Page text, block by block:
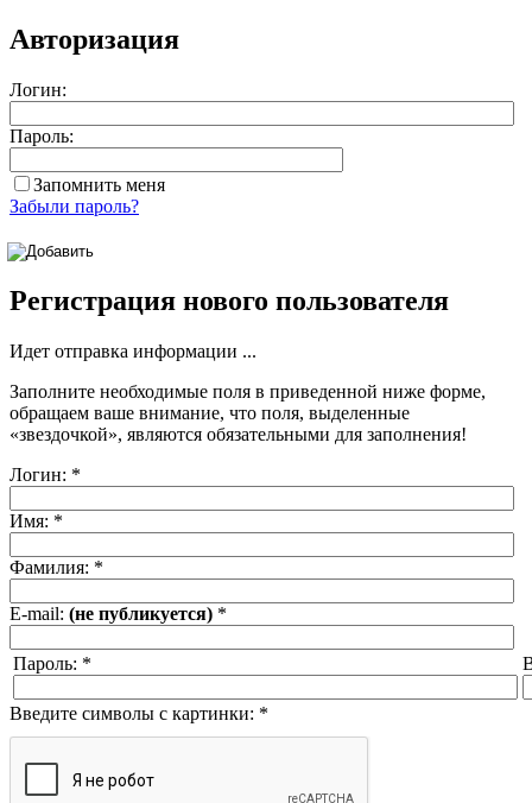
Авторизация
Логин:
Пароль:
Запомнить меня
Забыли пароль?
Регистрация нового пользователя
Идет отправка информации ...
Заполните необходимые поля в приведенной ниже форме,
обращаем ваше внимание, что поля, выделенные
«звездочкой», являются обязательными для заполнения!
Логин: *
Имя: *
Фамилия: *
E-mail: (не публикуется) *
Пароль: *
Введите символы с картинки: *